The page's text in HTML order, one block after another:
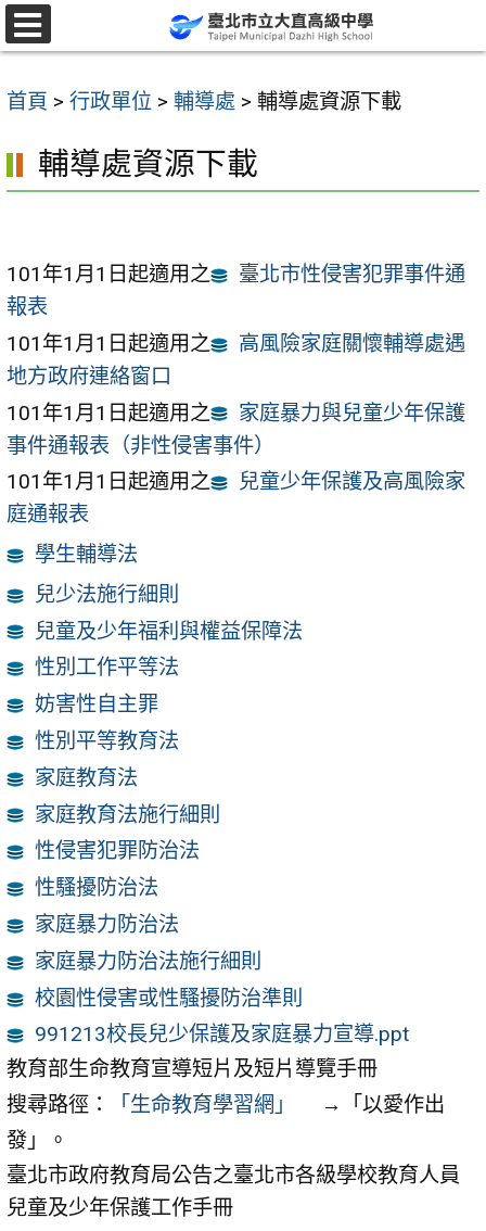
跳
至
要
容
首頁 > 行政單位 > 輔導處 > 輔導處資源下載
輔導處資源下載
101年1月1日起適用之
臺北市性侵害犯罪事件通
報表
101年1月1日起適用之
高風險家庭關懷輔導處遇
地方政府連絡窗口
101年1月1日起適用之
家庭暴力與兒童少年保護
事件通報表（非性侵害事件）
101年1月1日起適用之
兒童少年保護及高風險家
庭通報表
學生輔導法
兒少法施行細則
兒童及少年福利與權益保障法
性別工作平等法
妨害性自主罪
性別平等教育法
家庭教育法
家庭教育法施行細則
性侵害犯罪防治法
性騷擾防治法
家庭暴力防治法
家庭暴力防治法施行細則
校園性侵害或性騷擾防治準則
991213校長兒少保護及家庭暴力宣導.ppt
教育部生命教育宣導短片及短片導覽手冊
搜尋路徑：
「生命教育學習網」
→「以愛作出
發」。
臺北市政府教育局公告之臺北市各級學校教育人員
兒童及少年保護工作手冊
選
單